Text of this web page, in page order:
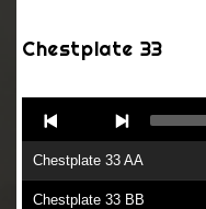
Chestplate 33
Player
Chestplate 33 AA
Chestplate 33 BB